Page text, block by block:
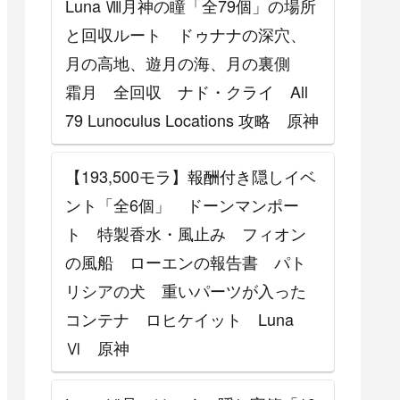
Luna Ⅷ月神の瞳「全79個」の場所
と回収ルート ドゥナナの深穴、
月の高地、遊月の海、月の裏側
霜月 全回収 ナド・クライ All
79 Lunoculus Locations 攻略 原神
【193,500モラ】報酬付き隠しイベ
ント「全6個」 ドーンマンポー
ト 特製香水・風止み フィオン
の風船 ローエンの報告書 パト
リシアの犬 重いパーツが入った
コンテナ ロヒケイット Luna
Ⅵ 原神